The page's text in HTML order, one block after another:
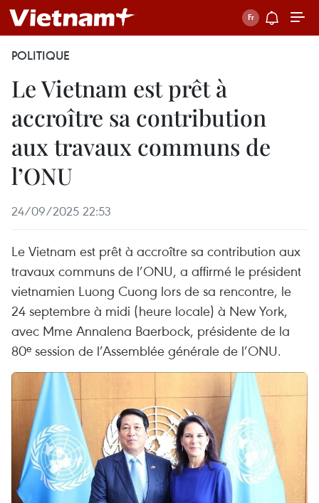
POLITIQUE
Le Vietnam est prêt à
accroître sa contribution
aux travaux communs de
l’ONU
24/09/2025 22:53
Le Vietnam est prêt à accroître sa contribution aux
travaux communs de l’ONU, a affirmé le président
vietnamien Luong Cuong lors de sa rencontre, le
24 septembre à midi (heure locale) à New York,
avec Mme Annalena Baerbock, présidente de la
80ᵉ session de l’Assemblée générale de l’ONU.